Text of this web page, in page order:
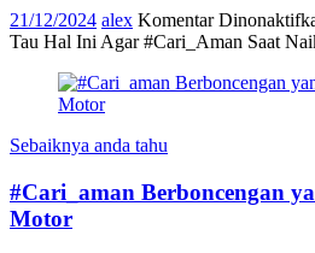
21/12/2024 alex Komentar
Tau Hal Ini Agar #Cari_Aman Saat
Sebaiknya anda tahu
#Cari_aman Berboncengan
Motor